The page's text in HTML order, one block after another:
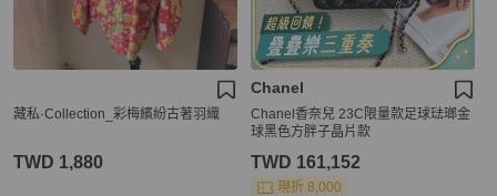
藏私·Collection_彩梅繽紛古著羽織
TWD 1,880
Chanel
Chanel香奈兒 23C限量款足球琺瑯金
球黑色方胖子晶片款
TWD 161,152
現折 8,000